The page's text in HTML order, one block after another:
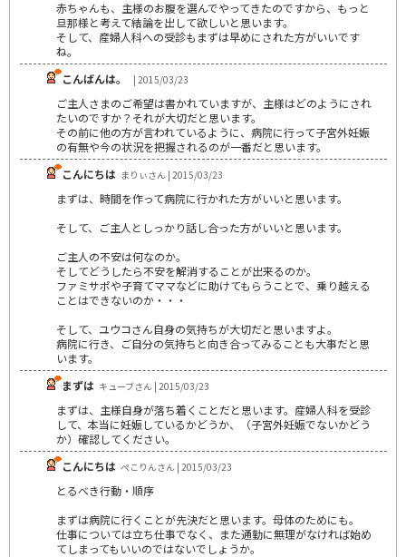
赤ちゃんも、主様のお腹を選んでやってきたのですから、もっと
旦那様と考えて結論を出して欲しいと思います。
そして、産婦人科への受診もまずは早めにされた方がいいです
ね。
こんばんは。
| 2015/03/23
ご主人さまのご希望は書かれていますが、主様はどのようにされ
たいのですか？それが大切だと思います。
その前に他の方が言われているように、病院に行って子宮外妊娠
の有無や今の状況を把握されるのが一番だと思います。
こんにちは まりぃさん | 2015/03/23
まずは、時間を作って病院に行かれた方がいいと思います。
そして、ご主人としっかり話し合った方がいいと思います。
ご主人の不安は何なのか。
そしてどうしたら不安を解消することが出来るのか。
ファミサポや子育てママなどに助けてもらうことで、乗り越える
ことはできないのか・・・
そして、ユウコさん自身の気持ちが大切だと思いますよ。
病院に行き、ご自分の気持ちと向き合ってみることも大事だと思
います。
まずは キューブさん | 2015/03/23
まずは、主様自身が落ち着くことだと思います。産婦人科を受診
して、本当に妊娠しているかどうか、（子宮外妊娠でないかどう
か）確認してください。
こんにちは ぺこりんさん | 2015/03/23
とるべき行動・順序
まずは病院に行くことが先決だと思います。母体のためにも。
仕事については立ち仕事でなく、また通勤に無理がなければ始め
てしまってもいいのではないでしょうか。